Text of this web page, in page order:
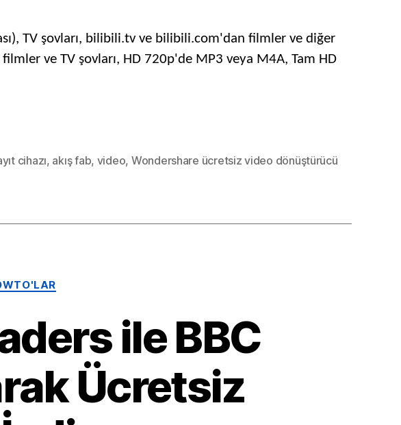
İndirilir
&
Ücretsiz
MP4'e
TV şovları, bilibili.tv ve bilibili.com'dan filmler ve diğer
ve TV şovları, HD 720p'de MP3 veya M4A, Tam HD
cihazı, akış fab, video, Wondershare ücretsiz video dönüştürücü
ile BBC
Ücretsiz